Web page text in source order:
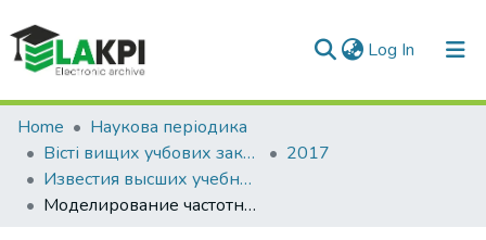
Log In (current)
Communities & Collections
All of DSpace
Statistics
Home
Наукова періодика
Вісті вищих учбових закладів. Радіоелектроніка
2017
Известия высших учебных заведений. Радиоэлектроника: международный ежемесячный научно-технический журнал, Т. 60, № 3 (657)
Моделирование частотно-селективных поверхностей для многодиапазонных и двухполяризационных применений с помощью итерационного метода волнового представления